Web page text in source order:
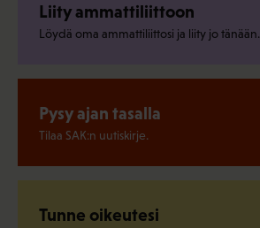
Liity ammattiliittoon
Löydä oma ammattiliittosi ja liity jo tänään.
Pysy ajan tasalla
Tilaa SAK:n uutiskirje.
Tunne oikeutesi